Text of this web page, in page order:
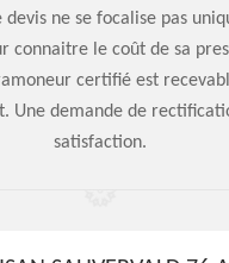
devis ne se focalise pas
connaitre le coût de sa
certifié est
Une demande de
satisfaction.